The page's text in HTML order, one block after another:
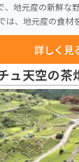
、地元産の新鮮な
富有柿を使ったスイ
広い駐車場が完備
ムなど、自然豊か
の生産が盛んで、秋には道
売されます。ま
詳しく見
ュ天空の茶